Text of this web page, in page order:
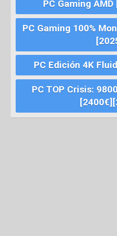
PC Gaming
PC Gaming 100%
PC Edición 4K
PC TOP Crisis: